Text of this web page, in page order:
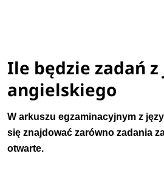
Ile będzie zadań z
angielskiego
W arkuszu egzaminacyjnym z
się znajdować zarówno zadania
otwarte.